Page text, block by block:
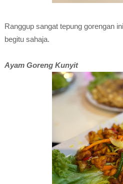
Ranggup sangat tepung gorengan
begitu sahaja.
Ayam Goreng Kunyit